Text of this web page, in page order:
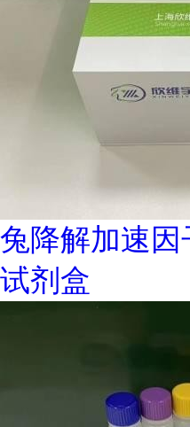
兔降解加速
试剂盒